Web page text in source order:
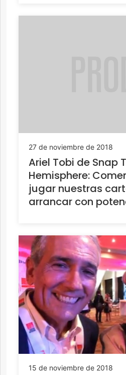
27 de noviembre de 2018
Ariel Tobi de Snap
Hemisphere:
jugar nuestras
arrancar con
15 de noviembre de 2018